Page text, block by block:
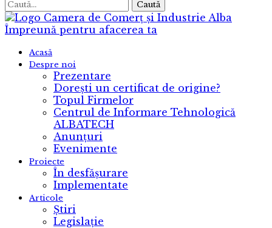
Caută
Camera de Comerț și Industrie Alba
Împreună pentru afacerea ta
Acasă
Despre noi
Prezentare
Dorești un certificat de origine?
Topul Firmelor
Centrul de Informare Tehnologică
ALBATECH
Anunțuri
Evenimente
Proiecte
În desfășurare
Implementate
Articole
Știri
Legislație